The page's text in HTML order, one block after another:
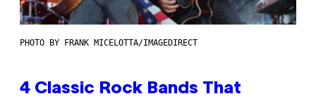
PHOTO BY FRANK MICELOTTA/IMAGEDIRECT
4 Classic Rock Bands That